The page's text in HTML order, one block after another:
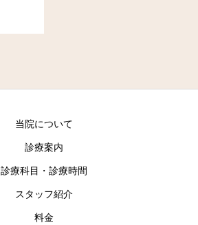
当院について
診療案内
診療科目・診療時間
スタッフ紹介
料金